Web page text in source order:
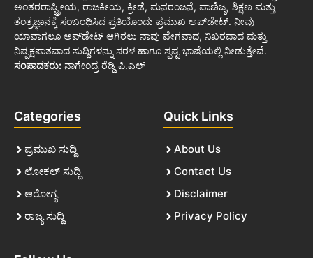
ಅಂತರರಾಷ್ಟ್ರೀಯ, ರಾಜಕೀಯ, ಕ್ರೀಡೆ, ಮನರಂಜನೆ, ವಾಣಿಜ್ಯ, ಶಿಕ್ಷಣ ಮತ್ತು
ತಂತ್ರಜ್ಞಾನಕ್ಕೆ ಸಂಬಂಧಿಸಿದ ಪ್ರತಿಯೊಂದು ಪ್ರಮುಖ ಅಪ್‌ಡೇಟ್. ನೀವು
ಯಾವಾಗಲೂ ಅಪ್‌ಡೇಟ್ ಆಗಿರಲು ನಾವು ವೇಗವಾದ, ನಿಖರವಾದ ಮತ್ತು
ನಿಷ್ಪಕ್ಷಪಾತವಾದ ಸುದ್ದಿಗಳನ್ನು ಸರಳ ಹಾಗೂ ಸ್ಪಷ್ಟ ಭಾಷೆಯಲ್ಲಿ ನೀಡುತ್ತೇವೆ.
ಸಂಪಾದಕರು: ನಾಗೇಂದ್ರ ರೆಡ್ಡಿ ಪಿ.ಎಲ್
Categories
ಪ್ರಮುಖ ಸುದ್ದಿ
ಲೋಕಲ್ ಸುದ್ದಿ
ಆರೋಗ್ಯ
ರಾಜ್ಯ ಸುದ್ದಿ
Quick Links
About Us
Contact Us
Disclaimer
Privacy Policy